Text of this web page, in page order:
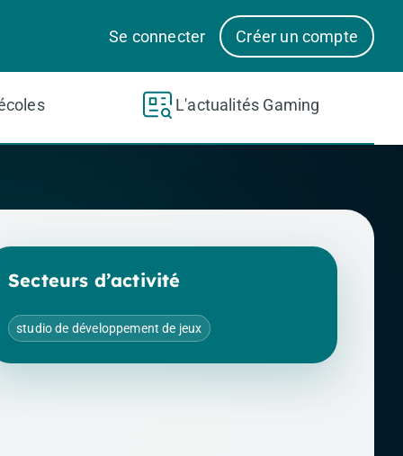
Se connecter
Créer un compte
L'actualités Gaming
Secteurs d’activité
studio de développement de jeux